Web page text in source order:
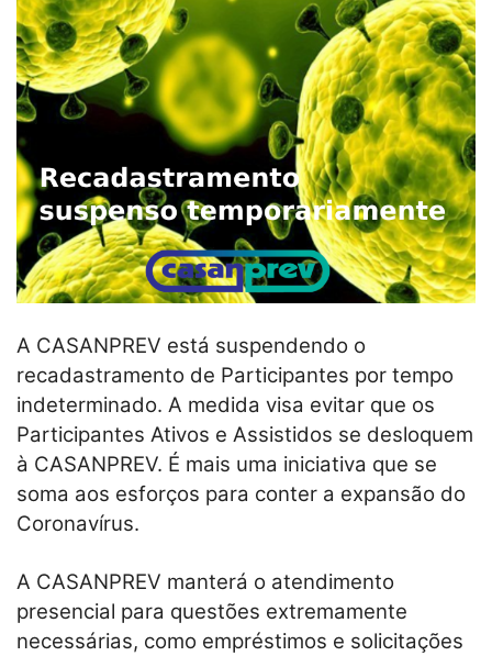
A CASANPREV está suspendendo o
recadastramento de Participantes por tempo
indeterminado. A medida visa evitar que os
Participantes Ativos e Assistidos se desloquem
à CASANPREV. É mais uma iniciativa que se
soma aos esforços para conter a expansão do
Coronavírus.
A CASANPREV manterá o atendimento
presencial para questões extremamente
necessárias, como empréstimos e solicitações